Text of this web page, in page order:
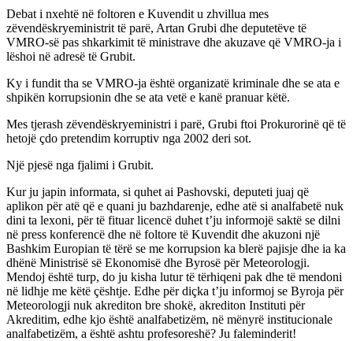
Debat i nxehtë në foltoren e Kuvendit u zhvillua mes
zëvendëskryeministrit të parë, Artan Grubi dhe deputetëve të
VMRO-së pas shkarkimit të ministrave dhe akuzave që VMRO-ja i
lëshoi në adresë të Grubit.
Ky i fundit tha se VMRO-ja është organizatë kriminale dhe se ata e
shpikën korrupsionin dhe se ata vetë e kanë pranuar këtë.
Mes tjerash zëvendëskryeministri i parë, Grubi ftoi Prokurorinë që të
hetojë çdo pretendim korruptiv nga 2002 deri sot.
Një pjesë nga fjalimi i Grubit.
Kur ju japin informata, si quhet ai Pashovski, deputeti juaj që
aplikon për atë që e quani ju bazhdarenje, edhe atë si analfabetë nuk
dini ta lexoni, për të fituar licencë duhet t’ju informojë saktë se dilni
në press konferencë dhe në foltore të Kuvendit dhe akuzoni një
Bashkim Europian të tërë se me korrupsion ka blerë pajisje dhe ia ka
dhënë Ministrisë së Ekonomisë dhe Byrosë për Meteorologji.
Mendoj është turp, do ju kisha lutur të tërhiqeni pak dhe të mendoni
në lidhje me këtë çështje. Edhe për diçka t’ju informoj se Byroja për
Meteorologji nuk akrediton bre shokë, akrediton Instituti për
Akreditim, edhe kjo është analfabetizëm, në mënyrë institucionale
analfabetizëm, a është ashtu profesoreshë? Ju faleminderit!